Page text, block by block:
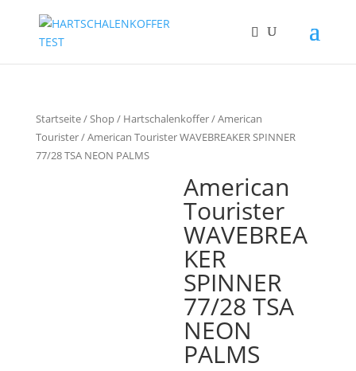
Startseite/Shop/ Hartschalenkoffer/American
Tourister/ American Tourister WAVEBREAKER SPINNER
77/28 TSA NEON PALMS
American
Tourister
WAVEBREA
KER
SPINNER
77/28 TSA
NEON
PALMS